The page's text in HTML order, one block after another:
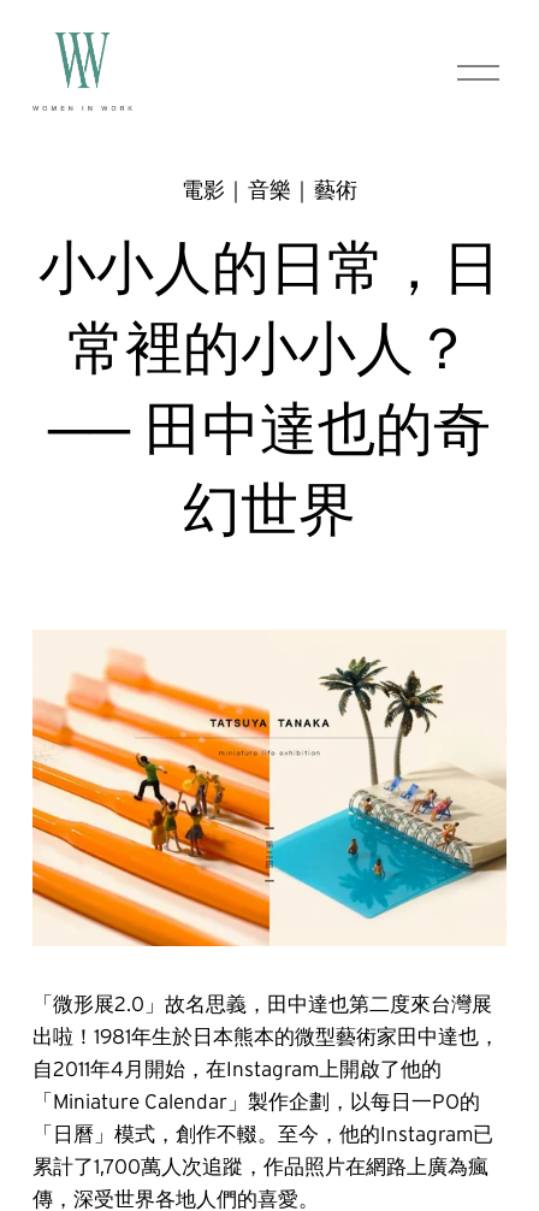
O
p
小小人的日常，日
常裡的小小人？
── 田中達也的奇
幻世界
電影｜音樂｜藝術
「微形展2.0」故名思義，田中達也第二度來台灣展
出啦！ 1981年生於日本熊本的微型藝術家田中達也，
自2011年4月開始，在Instagram上開啟了他的
「Miniature Calendar」製作企劃，以每日一PO的
「日曆」模式，創作不輟。至今，他的Instagram已
累計了1,700萬人次追蹤，作品照片在網路上廣為瘋
傳，深受世界各地人們的喜愛。